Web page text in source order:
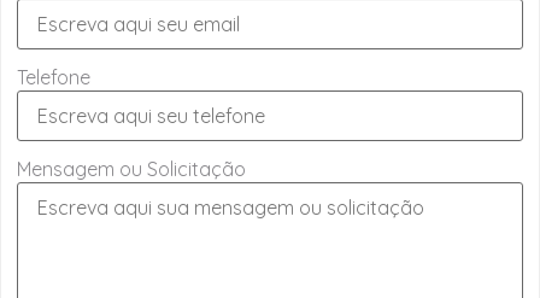
Telefone
Mensagem ou Solicitação